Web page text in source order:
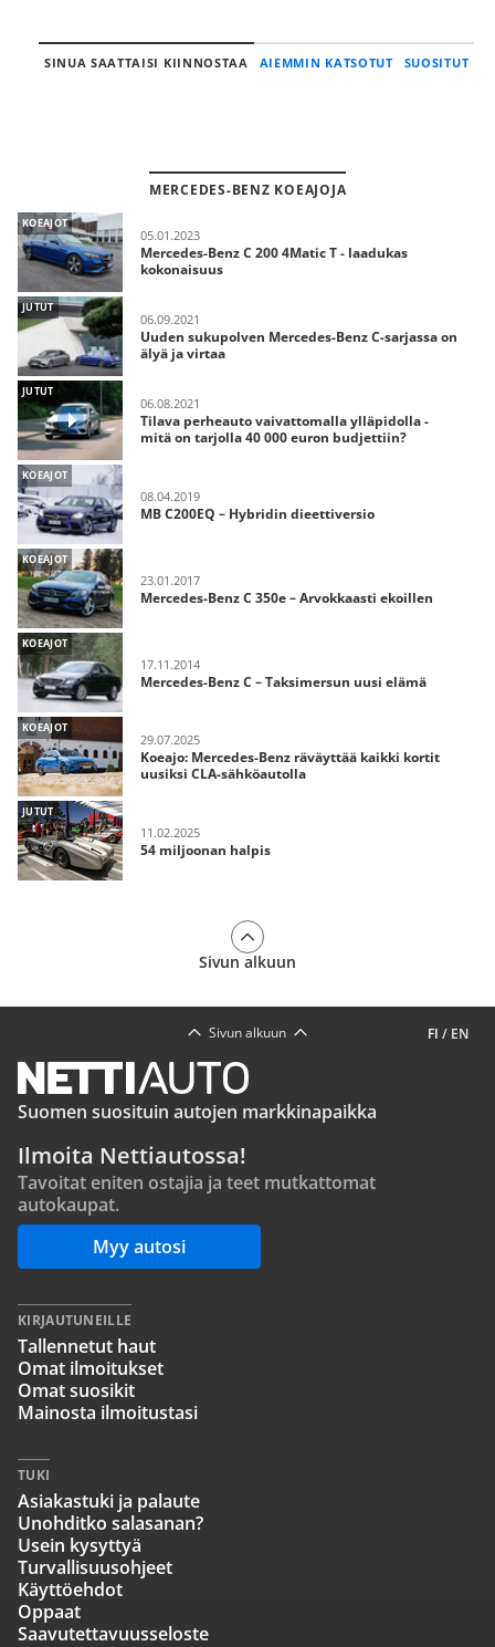
SINUA SAATTAISI KIINNOSTAA AIEMMIN KATSOTUT SUOSITUT
MERCEDES-BENZ KOEAJOJA
KOEAJOT
05.01.2023
Mercedes-Benz C 200 4Matic T - laadukas
kokonaisuus
JUTUT
06.09.2021
Uuden sukupolven Mercedes-Benz C-sarjassa on
älyä ja virtaa
JUTUT
06.08.2021
Tilava perheauto vaivattomalla ylläpidolla -
mitä on tarjolla 40 000 euron budjettiin?
KOEAJOT
08.04.2019
MB C200EQ – Hybridin dieettiversio
KOEAJOT
23.01.2017
Mercedes-Benz C 350e – Arvokkaasti ekoillen
KOEAJOT
17.11.2014
Mercedes-Benz C – Taksimersun uusi elämä
KOEAJOT
29.07.2025
Koeajo: Mercedes-Benz räväyttää kaikki kortit
uusiksi CLA-sähköautolla
JUTUT
11.02.2025
54 miljoonan halpis
Sivun alkuun
FI / EN
Sivun alkuun
Suomen suosituin autojen markkinapaikka
Ilmoita Nettiautossa!
Tavoitat eniten ostajia ja teet mutkattomat
autokaupat.
Myy autosi
KIRJAUTUNEILLE
Tallennetut haut
Omat ilmoitukset
Omat suosikit
Mainosta ilmoitustasi
TUKI
Asiakastuki ja palaute
Unohditko salasanan?
Usein kysyttyä
Turvallisuusohjeet
Käyttöehdot
Oppaat
Saavutettavuusseloste